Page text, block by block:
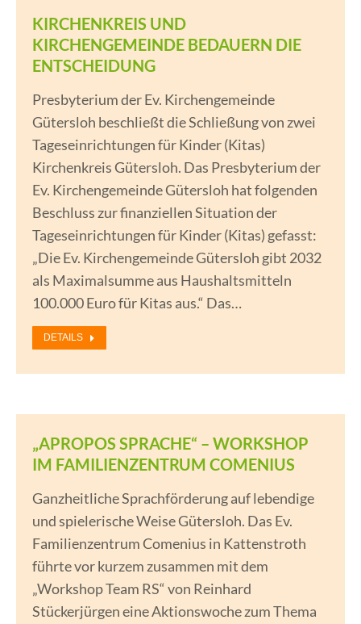
KIRCHENKREIS UND
KIRCHENGEMEINDE BEDAUERN DIE
ENTSCHEIDUNG
Presbyterium der Ev. Kirchengemeinde
Gütersloh beschließt die Schließung von zwei
Tageseinrichtungen für Kinder (Kitas)
Kirchenkreis Gütersloh. Das Presbyterium der
Ev. Kirchengemeinde Gütersloh hat folgenden
Beschluss zur finanziellen Situation der
Tageseinrichtungen für Kinder (Kitas) gefasst:
„Die Ev. Kirchengemeinde Gütersloh gibt 2032
als Maximalsumme aus Haushaltsmitteln
100.000 Euro für Kitas aus.“ Das…
DETAILS
„APROPOS SPRACHE“ – WORKSHOP
IM FAMILIENZENTRUM COMENIUS
Ganzheitliche Sprachförderung auf lebendige
und spielerische Weise Gütersloh. Das Ev.
Familienzentrum Comenius in Kattenstroth
führte vor kurzem zusammen mit dem
„Workshop Team RS“ von Reinhard
Stückerjürgen eine Aktionswoche zum Thema